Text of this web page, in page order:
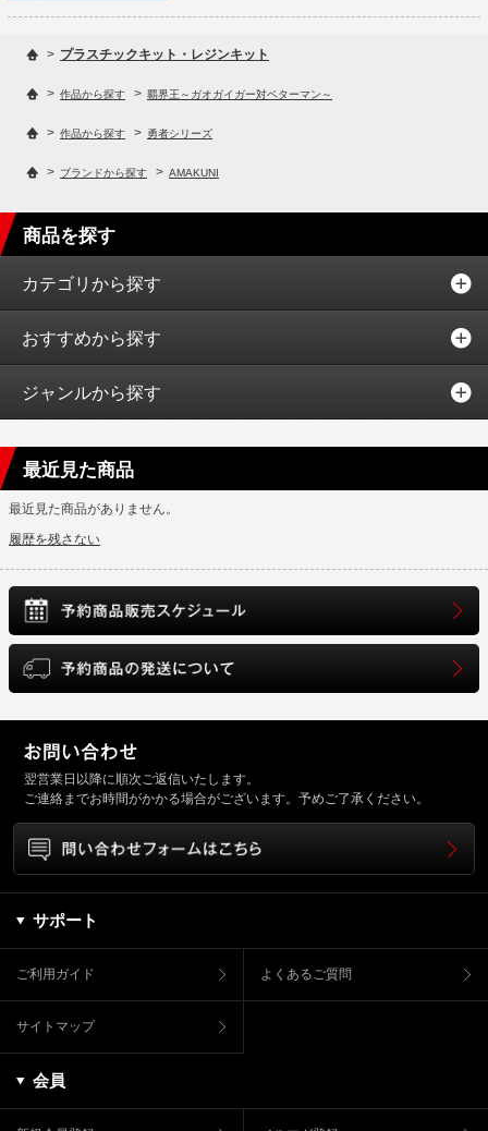
> プラスチックキット・レジンキット
> 作品から探す > 覇界王～ガオガイガー対ベターマン～
> 作品から探す > 勇者シリーズ
> ブランドから探す > AMAKUNI
商品を探す
カテゴリから探す
おすすめから探す
ジャンルから探す
最近見た商品
最近見た商品がありません。
履歴を残さない
翌営業日以降に順次ご返信いたします。
ご連絡までお時間がかかる場合がございます。予めご了承ください。
サポート
ご利用ガイド よくあるご質問
サイトマップ
会員